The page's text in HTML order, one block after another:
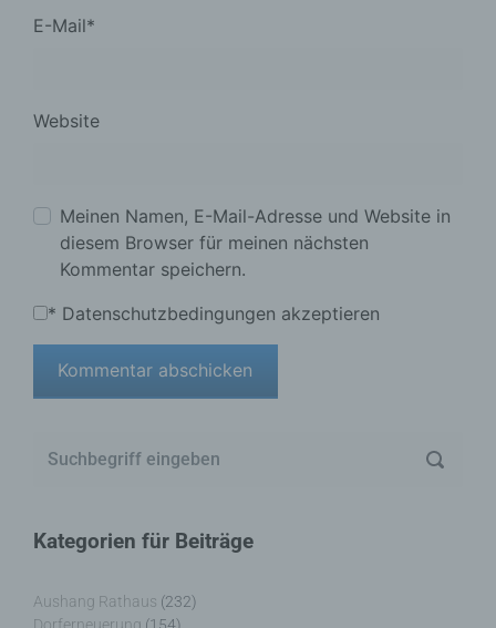
E-Mail*
Website
Meinen Namen, E-Mail-Adresse und Website in
diesem Browser für meinen nächsten
Kommentar speichern.
* Datenschutzbedingungen akzeptieren
Kategorien für Beiträge
Aushang Rathaus (232)